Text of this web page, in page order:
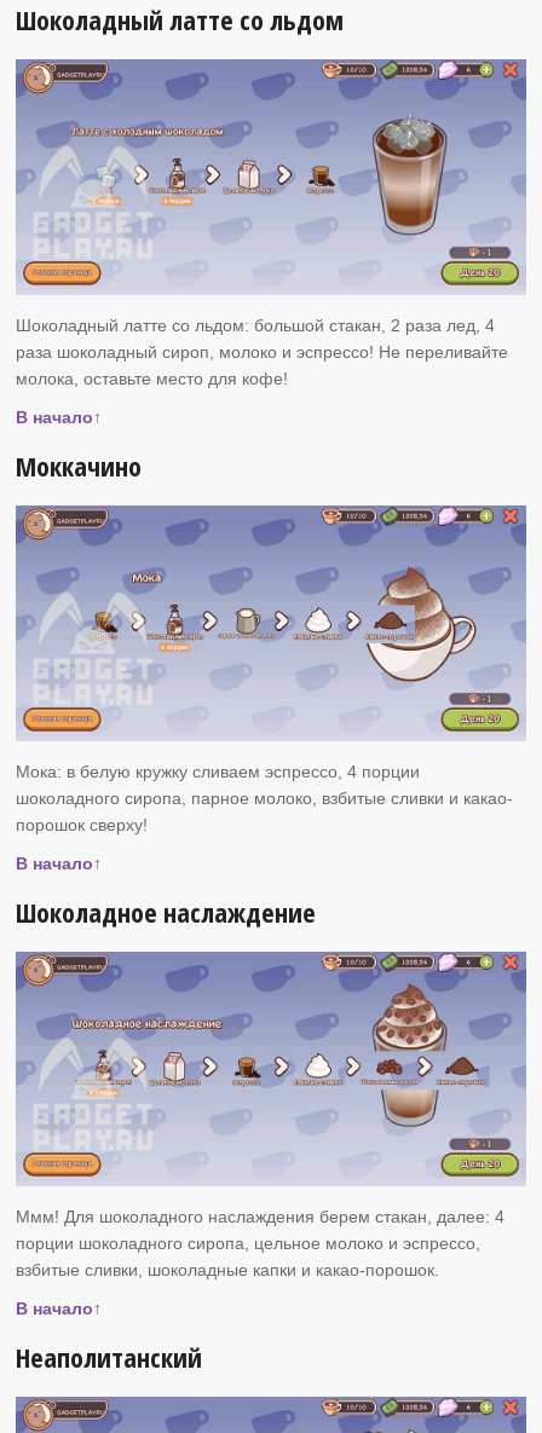
Шоколадный латте со льдом
Шоколадный латте со льдом: большой стакан, 2 раза лед, 4
раза шоколадный сироп, молоко и эспрессо! Не переливайте
молока, оставьте место для кофе!
В начало↑
Моккачино
Мока: в белую кружку сливаем эспрессо, 4 порции
шоколадного сиропа, парное молоко, взбитые сливки и какао-
порошок сверху!
В начало↑
Шоколадное наслаждение
Ммм! Для шоколадного наслаждения берем стакан, далее: 4
порции шоколадного сиропа, цельное молоко и эспрессо,
взбитые сливки, шоколадные капки и какао-порошок.
В начало↑
Неаполитанский